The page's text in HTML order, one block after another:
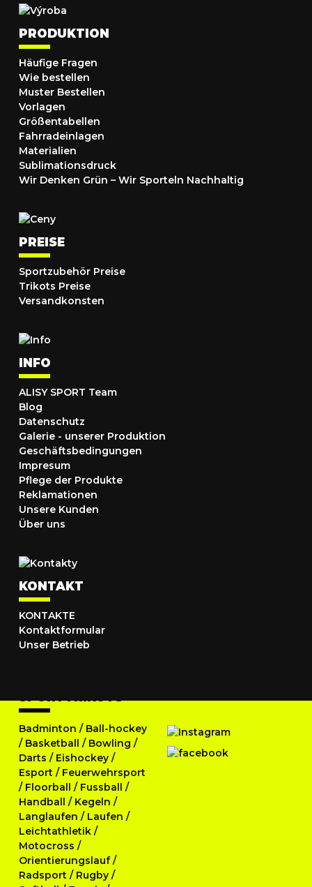
PRODUKTION
Häufige Fragen
Wie bestellen
Muster Bestellen
Vorlagen
Größentabellen
Fahrradeinlagen
Materialien
Sublimationsdruck
Wir Denken Grün – Wir Sporteln Nachhaltig
PREISE
Sportzubehör Preise
Trikots Preise
Versandkonsten
INFO
ALISY SPORT Team
Blog
Datenschutz
Galerie - unserer Produktion
Geschäftsbedingungen
Impresum
Pflege der Produkte
Reklamationen
Unsere Kunden
Über uns
KONTAKT
KONTAKTE
Kontaktformular
Unser Betrieb
SPORTTRIKOTS
Badminton / Ball-hockey
/ Basketball / Bowling /
Darts / Eishockey /
Esport / Feuerwehrsport
/ Floorball / Fussball /
Handball / Kegeln /
Langlaufen / Laufen /
Leichtathletik /
Motocross /
Orientierungslauf/
Radsport / Rugby /